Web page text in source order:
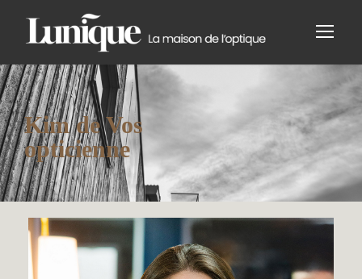
Kim de Vos
opticienne